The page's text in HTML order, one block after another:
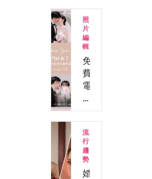
本
免
費
下
載！
教
你
自
己
做
婚
約
書
&
照
片
編
輯
免
費
電
子
喜
帖
設
計
App
推
流
行
趨
勢
婚